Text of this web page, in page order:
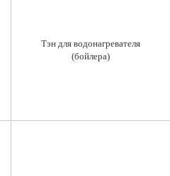
Тэн для водонагревателя
(бойлера)